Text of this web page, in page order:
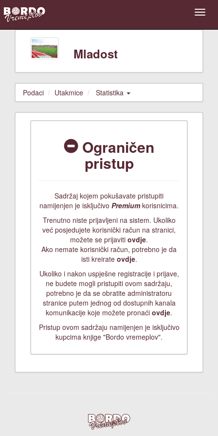
Mladost
Podaci Utakmice Statistika
Ograničen
pristup
Sadržaj kojem pokušavate pristupiti
namijenjen je isključivo Premiumkorisnicima.
Trenutno niste prijavljeni na sistem. Ukoliko
već posjedujete korisnički račun na stranici,
možete se prijaviti ovdje.
Ako nemate korisnički račun, potrebno je da
isti kreirate ovdje.
Ukoliko i nakon uspješne registracije i prijave,
ne budete mogli pristupiti ovom sadržaju,
potrebno je da se obratite administratoru
stranice putem jednog od dostupnih kanala
komunikacije koje možete pronaći ovdje.
Pristup ovom sadržaju namijenjen je isključivo
kupcima knjige "Bordo vremeplov".